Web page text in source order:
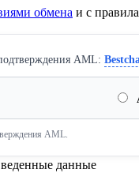
обмена и с
AML:
AML.
данные